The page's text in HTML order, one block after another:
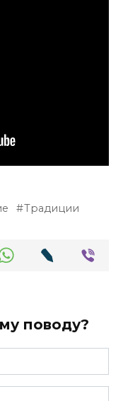
Традиции
поводу?